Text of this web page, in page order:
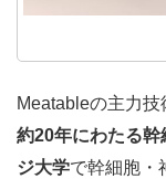
Meatableの主力技
約20年にわたる
ジ大学で幹細胞・